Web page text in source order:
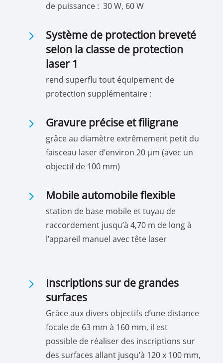
de puissance : 30 W, 60 W
5
Système de protection breveté
selon la classe de protection
laser 1
rend superflu tout équipement de
protection supplémentaire ;
5 Gravure précise et filigrane
grâce au diamètre extrêmement petit du
faisceau laser d’environ 20 µm (avec un
objectif de 100 mm)
5 Mobile automobile flexible
station de base mobile et tuyau de
raccordement jusqu’à 4,70 m de long à
l’appareil manuel avec tête laser
5
Inscriptions sur de grandes
surfaces
Grâce aux divers objectifs d’une distance
focale de 63 mm à 160 mm, il est
possible de réaliser des inscriptions sur
des surfaces allant jusqu’à 120 x 100 mm,